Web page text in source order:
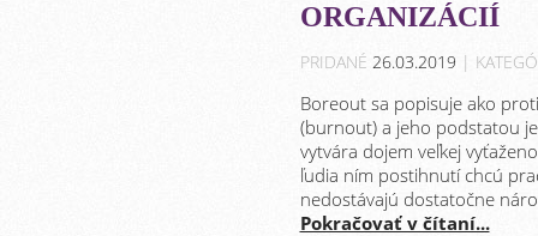
ORGANIZÁCIÍ
PRIDANÉ 26.03.2019 |
Boreout sa popisuje ako
(burnout) a jeho podstatou
vytvára dojem veľkej
ľudia ním postihnutí chcú
nedostávajú dostatočne
Pokračovať v čítaní...